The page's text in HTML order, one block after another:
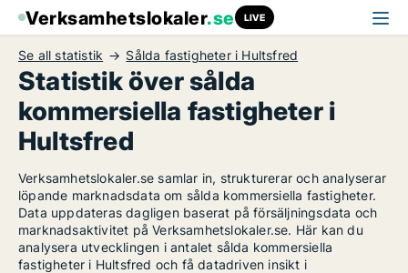
Verksamhetslokaler.se LIVE
Se all statistik Sålda fastigheter i Hultsfred
Statistik över sålda
kommersiella fastigheter i
Hultsfred
Verksamhetslokaler.se samlar in, strukturerar och analyserar
löpande marknadsdata om sålda kommersiella fastigheter.
Data uppdateras dagligen baserat på försäljningsdata och
marknadsaktivitet på Verksamhetslokaler.se. Här kan du
analysera utvecklingen i antalet sålda kommersiella
fastigheter i Hultsfred och få datadriven insikt i